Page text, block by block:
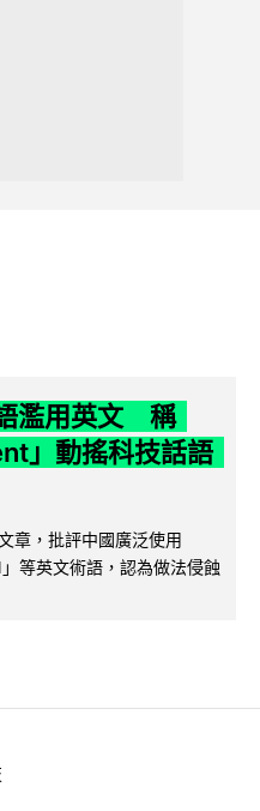
濫用英文 稱
」動搖科技話語
章，批評中國廣泛使用
等英文術語，認為做法侵蝕